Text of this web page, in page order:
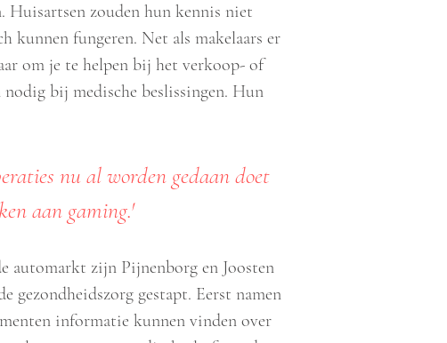
Huisartsen zouden hun kennis niet
kunnen fungeren. Net als makelaars er
om je te helpen bij het verkoop- of
bij medische beslissingen. Hun
nu al worden gedaan doet
aan gaming.'
automarkt zijn Pijnenborg en Joosten
gezondheidszorg gestapt. Eerst namen
informatie kunnen vinden over